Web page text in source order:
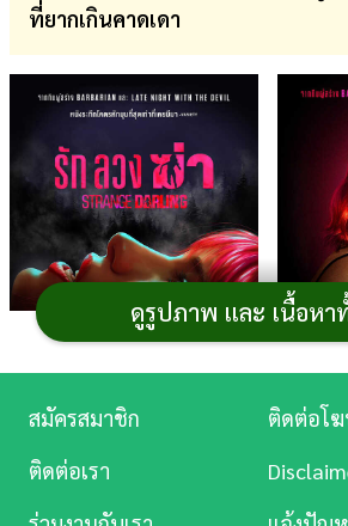
ที่ยากเกินคาดเดา
Pictures
ภาพจ
ดูรูปภาพ และ เนื้อหา
การ
การ
ศึกษา
บันเทิง
ดู
หนัง
สมัครสมาชิก
ติดต่อโ
ติดต่อเรา